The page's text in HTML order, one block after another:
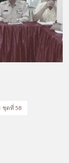
ชุดที่ 58